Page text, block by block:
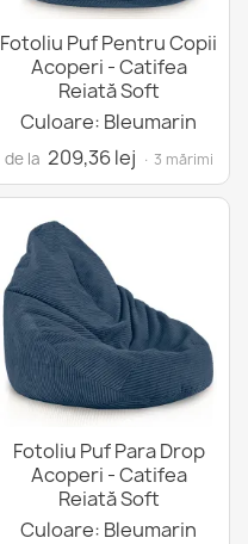
Fotoliu Puf Pentru Copii
Acoperi - Catifea
Reiată Soft
Culoare: Bleumarin
de la 209,36 lej · 3 mărimi
Fotoliu Puf Para Drop
Acoperi - Catifea
Reiată Soft
Culoare: Bleumarin